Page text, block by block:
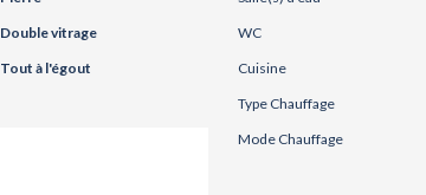
Double vitrage
Tout à l'égout
WC
Cuisine
Type Chauffage
Mode Chauffage